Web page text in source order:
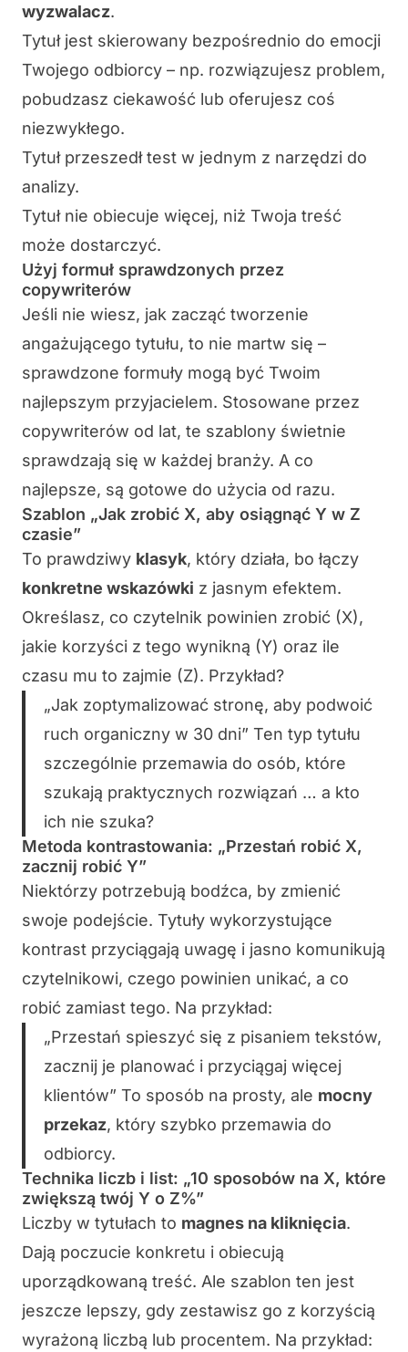
wyzwalacz.
Tytuł jest skierowany bezpośrednio do emocji
Twojego odbiorcy – np. rozwiązujesz problem,
pobudzasz ciekawość lub oferujesz coś
niezwykłego.
Tytuł przeszedł test w jednym z narzędzi do
analizy.
Tytuł nie obiecuje więcej, niż Twoja treść
może dostarczyć.
Użyj formuł sprawdzonych przez
copywriterów
Jeśli nie wiesz, jak zacząć tworzenie
angażującego tytułu, to nie martw się –
sprawdzone formuły mogą być Twoim
najlepszym przyjacielem. Stosowane przez
copywriterów od lat, te szablony świetnie
sprawdzają się w każdej branży. A co
najlepsze, są gotowe do użycia od razu.
Szablon „Jak zrobić X, aby osiągnąć Y w Z
czasie”
To prawdziwy klasyk, który działa, bo łączy
konkretne wskazówki z jasnym efektem.
Określasz, co czytelnik powinien zrobić (X),
jakie korzyści z tego wynikną (Y) oraz ile
czasu mu to zajmie (Z). Przykład?
„Jak zoptymalizować stronę, aby podwoić
ruch organiczny w 30 dni” Ten typ tytułu
szczególnie przemawia do osób, które
szukają praktycznych rozwiązań … a kto
ich nie szuka?
Metoda kontrastowania: „Przestań robić X,
zacznij robić Y”
Niektórzy potrzebują bodźca, by zmienić
swoje podejście. Tytuły wykorzystujące
kontrast przyciągają uwagę i jasno komunikują
czytelnikowi, czego powinien unikać, a co
robić zamiast tego. Na przykład:
„Przestań spieszyć się z pisaniem tekstów,
zacznij je planować i przyciągaj więcej
klientów” To sposób na prosty, ale mocny
przekaz, który szybko przemawia do
odbiorcy.
Technika liczb i list: „10 sposobów na X, które
zwiększą twój Y o Z%”
Liczby w tytułach to magnes na kliknięcia.
Dają poczucie konkretu i obiecują
uporządkowaną treść. Ale szablon ten jest
jeszcze lepszy, gdy zestawisz go z korzyścią
wyrażoną liczbą lub procentem. Na przykład: